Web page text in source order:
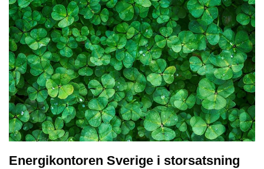
Energikontoren Sverige i storsatsning